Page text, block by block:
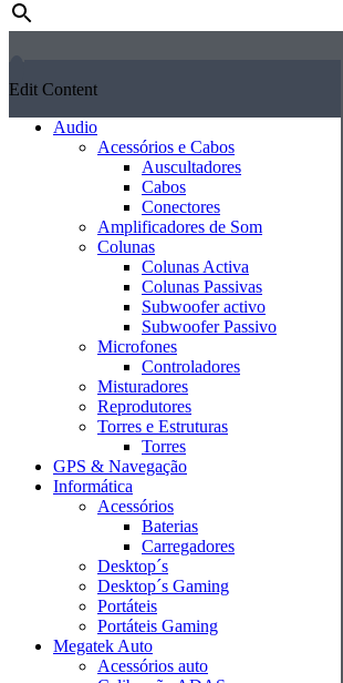
Edit Content
Audio
Acessórios e Cabos
Auscultadores
Cabos
Conectores
Amplificadores de Som
Colunas
Colunas Activa
Colunas Passivas
Subwoofer activo
Subwoofer Passivo
Microfones
Controladores
Misturadores
Reprodutores
Torres e Estruturas
Torres
GPS & Navegação
Informática
Acessórios
Baterias
Carregadores
Desktop´s
Desktop´s Gaming
Portáteis
Portáteis Gaming
Megatek Auto
Acessórios auto